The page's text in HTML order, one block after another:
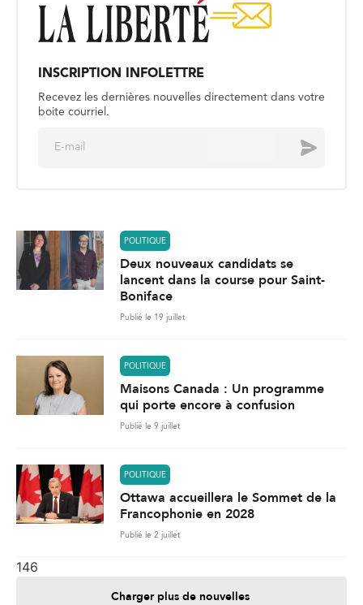
INSCRIPTION INFOLETTRE
Recevez les dernières nouvelles directement dans votre
boite courriel.
Envoyer
POLITIQUE
Deux nouveaux candidats se
lancent dans la course pour Saint-
Boniface
Publié le 19 juillet
POLITIQUE
Maisons Canada : Un programme
qui porte encore à confusion
Publié le 9 juillet
POLITIQUE
Ottawa accueillera le Sommet de la
Francophonie en 2028
Publié le 2 juillet
146
Charger plus de nouvelles